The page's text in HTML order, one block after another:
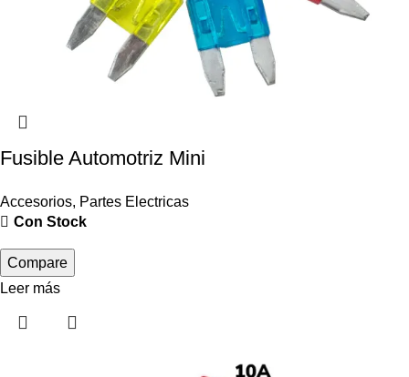
Fusible Automotriz Mini
Accesorios, Partes Electricas
Con Stock
Compare
Leer más